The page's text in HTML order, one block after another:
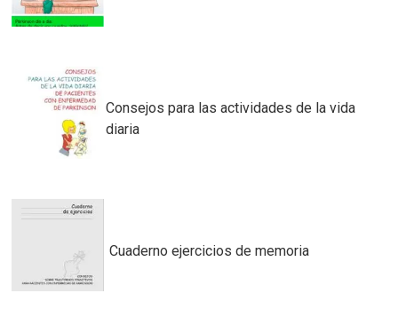
Consejos para las actividades de la vida
diaria
Cuaderno ejercicios de memoria